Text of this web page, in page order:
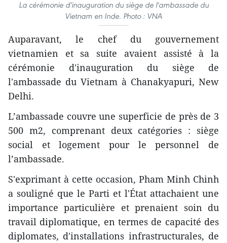
La cérémonie d'inauguration du siège de l'ambassade du
Vietnam en Inde. Photo : VNA
Auparavant, le chef du gouvernement
vietnamien et sa suite avaient assisté à la
cérémonie d'inauguration du siège de
l'ambassade du Vietnam à Chanakyapuri, New
Delhi.
L’ambassade couvre une superficie de près de 3
500 m2, comprenant deux catégories : siège
social et logement pour le personnel de
l’ambassade.
S'exprimant à cette occasion, Pham Minh Chinh
a souligné que le Parti et l'État attachaient une
importance particulière et prenaient soin du
travail diplomatique, en termes de capacité des
diplomates, d'installations infrastructurales, de